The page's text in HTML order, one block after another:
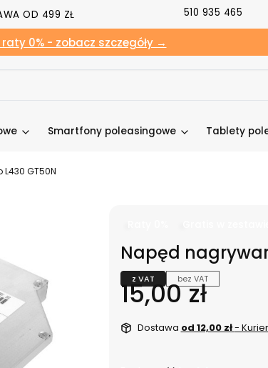
OD 499 ZŁ 510 935 465
raty 0% - zobacz szczegóły →
Smartfony poleasingowe Tablety
GT50N
Napęd
z VAT bez VAT
Cena
15,00 zł
Dostawa od 12,00 zł-